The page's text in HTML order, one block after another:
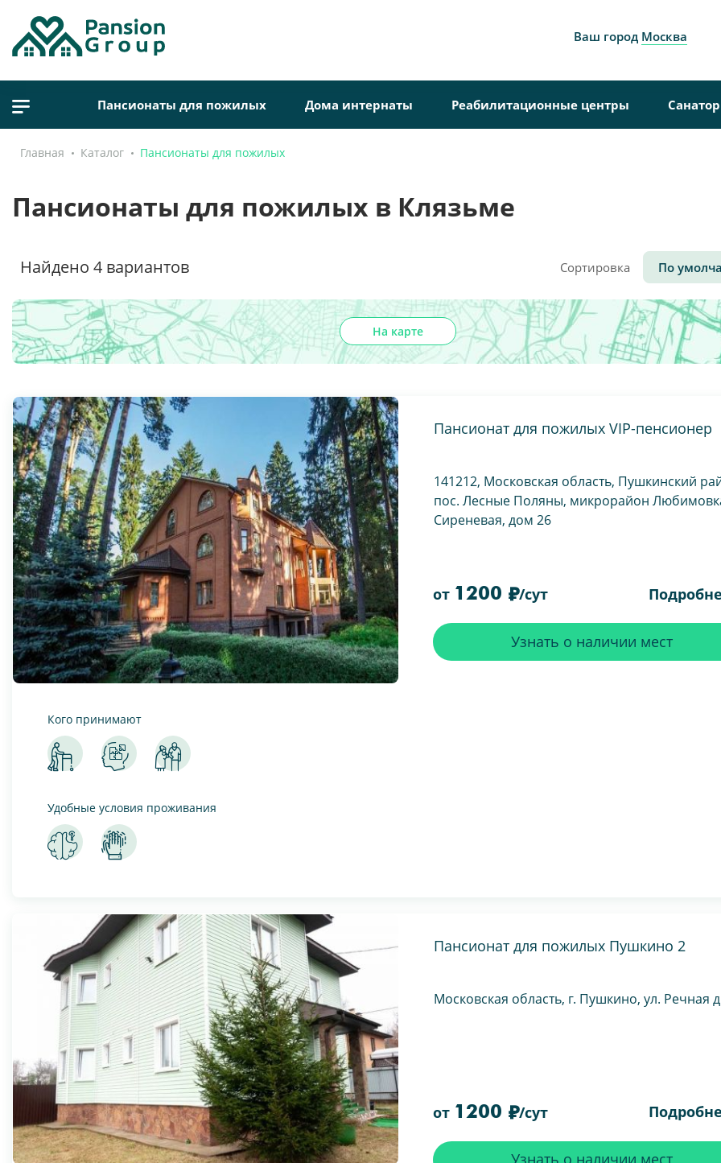
Ваш город Москва
Пансионаты для пожилых Дома интернаты Реабилитационные центры
Главная Каталог Пансионаты для пожилых
Пансионаты для пожилых в Клязьме
Найдено 4 вариантов Сортировка По
На карте
Пансионат для пожилых VIP-пенсионер
141212, Московская область, Пушкинский
пос. Лесные Поляны, микрорайон
Сиреневая, дом 26
от 1200 /сут
Узнать о наличии мест
Кого принимают
Удобные условия проживания
Пансионат для пожилых Пушкино 2
Московская область, г. Пушкино, ул. Речная
от 1200 /сут